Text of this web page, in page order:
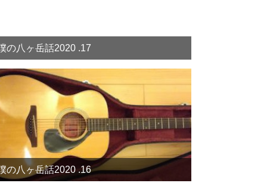
の八ヶ岳話2020 .17
の八ヶ岳話2020 .16